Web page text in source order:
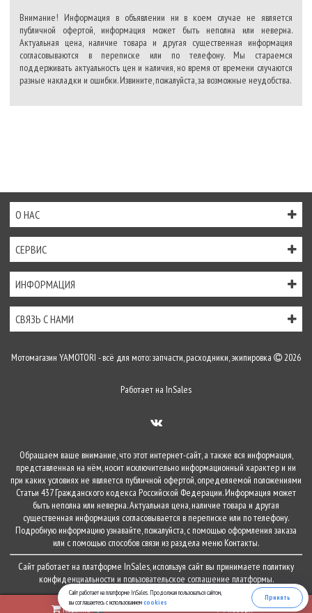
Внимание! Информация в объявлении ни в коем случае не является
публичной офертой, информация может быть неполна или неверна.
Актуальная цена, наличие товара и другая существенная информация
согласовываются в переписке или по телефону. Мы стараемся
поддерживать актуальность цен и наличия, но время от времени случаются
разные накладки и ошибки. Извините, пожалуйста, за возможные неудобства.
О НАС
СЕРВИС
ИНФОРМАЦИЯ
СВЯЗЬ С НАМИ
Мотомагазин YAMOTORI - всё для мото: запчасти, расходники, экипировка 2026
Работает на InSales
Обращаем ваше внимание, что этот интернет-сайт, а также вся информация,
представленная на нём, носит исключительно информационный характер и ни
при каких условиях не является публичной офертой, определяемой положениями
Статьи 437 Гражданского кодекса Российской Федерации. Информация может
быть неполна или неверна. Актуальная цена, наличие товара и другая
существенная информация согласовывается в переписке или по телефону.
Подробную информацию узнавайте, пожалуйста, с помощью оформления заказа
или с помощью способов связи из раздела меню Контакты.
Сайт работает на платформе InSales, используя сайт вы принимаете политику
конфиденциальности и пользовательское соглашение платформы.
Сайт работает на платформе InSales. Продолжая пользоваться сайтом,
вы соглашаетесь с использованиемcookies
Принять
Корзина 0 наверх